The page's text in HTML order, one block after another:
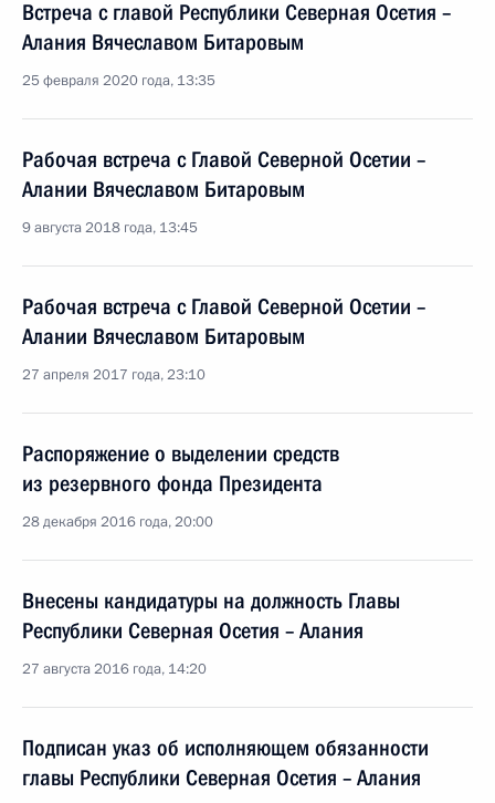
Встреча с главой Республики Северная Осетия –
Алания Вячеславом Битаровым
25 февраля 2020 года, 13:35
Рабочая встреча с Главой Северной Осетии –
Алании Вячеславом Битаровым
9 августа 2018 года, 13:45
Рабочая встреча с Главой Северной Осетии –
Алании Вячеславом Битаровым
27 апреля 2017 года, 23:10
Распоряжение о выделении средств
из резервного фонда Президента
28 декабря 2016 года, 20:00
Внесены кандидатуры на должность Главы
Республики Северная Осетия – Алания
27 августа 2016 года, 14:20
Подписан указ об исполняющем обязанности
главы Республики Северная Осетия – Алания